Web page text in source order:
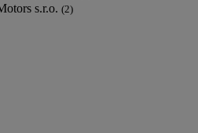
s.r.o. (2)